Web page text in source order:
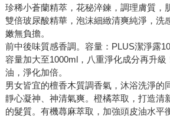
珍稀小蒼蘭精萃，花秘淬鍊，調理膚質，
雙倍玻尿酸精華，泡沫細緻清爽純淨，洗
嫩無負擔。
前中後味質感香調。容量：PLUS潔淨露
容量加大至1000ml，八重淨化成分再升
油，淨化加倍。
男女皆宜的檀香木質調香氣，沐浴洗淨的
靜心凝神、神清氣爽。橙橘萃取，打造清
的髮質。有機蕁麻萃取，加強頭皮油水平